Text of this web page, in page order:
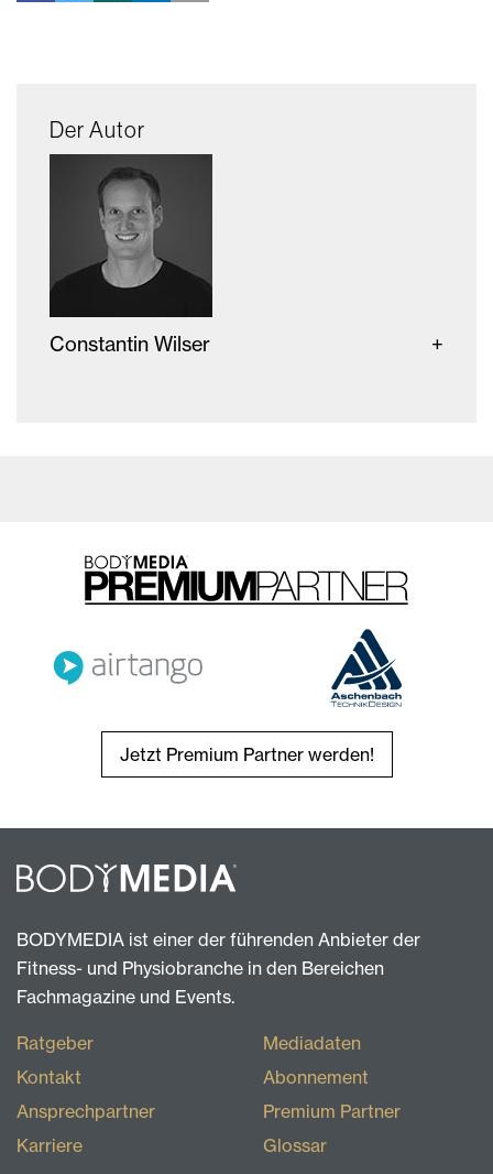
Der Autor
Constantin Wilser
Jetzt Premium Partner werden!
BODYMEDIA ist einer der führenden Anbieter der
Fitness- und Physiobranche in den Bereichen
Fachmagazine und Events.
Ratgeber
Kontakt
Ansprechpartner
Karriere
Mediadaten
Abonnement
Premium Partner
Glossar